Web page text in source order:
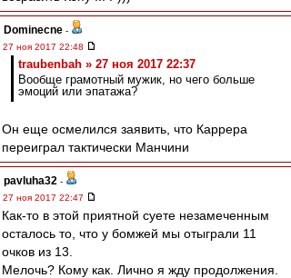
Dominecne -
27 ноя 2017 22:48
traubenbah » 27 ноя 2017 22:37
Вообще грамотный мужик, но чего больше
эмоций или эпатажа?
Он еще осмелился заявить, что Каррера
переиграл тактически Манчини
pavluha32 -
27 ноя 2017 22:47
Как-то в этой приятной суете незамеченным
осталось то, что у бомжей мы отыграли 11
очков из 13.
Мелочь? Кому как. Лично я жду продолжения.